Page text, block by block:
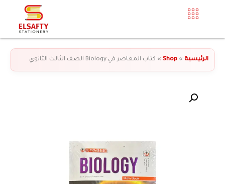
الرئيسية »
Shop
» كتاب المعاصر في Biology الصف الثالث الثانوي